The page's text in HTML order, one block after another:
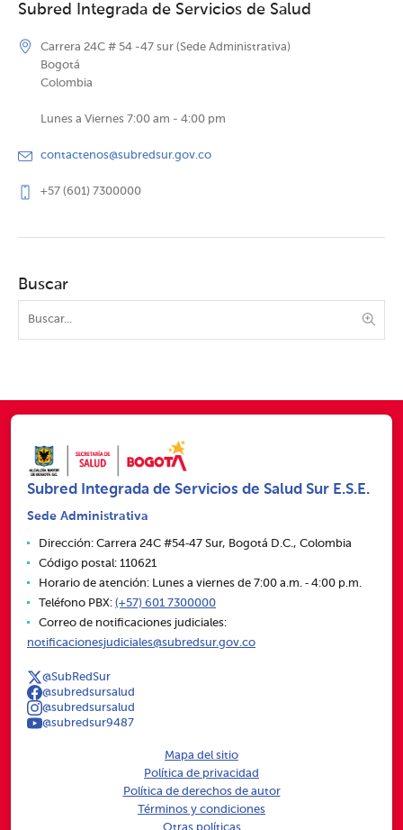
Subred Integrada de Servicios de Salud
Carrera 24C # 54 -47 sur (Sede Administrativa)
Bogotá
Colombia
Lunes a Viernes 7:00 am - 4:00 pm
contactenos@subredsur.gov.co
+57 (601) 7300000
Buscar
Subred Integrada de Servicios de Salud Sur E.S.E.
Sede Administrativa
Dirección: Carrera 24C #54‑47 Sur, Bogotá D.C., Colombia
Código postal: 110621
Horario de atención: Lunes a viernes de 7:00 a.m. ‑ 4:00 p.m.
Teléfono PBX: (+57) 601 7300000
Correo de notificaciones judiciales:
notificacionesjudiciales@subredsur.gov.co
@SubRedSur
@subredsursalud
@subredsursalud
@subredsur9487
Mapa del sitio
Política de privacidad
Política de derechos de autor
Términos y condiciones
Otras políticas